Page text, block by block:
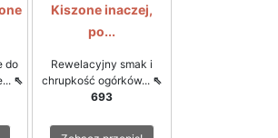
do
⇖
Kiszone inaczej,
po...
Rewelacyjny smak i
chrupkość ogórków... ⇖
693